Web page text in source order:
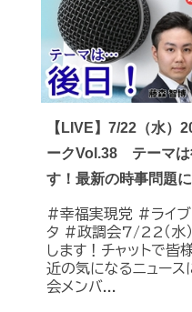
【LIVE】7/22（水）
ークVol.38 テーマは
す！最新の時事問題
#幸福実現党 #ライ
タ #政調会7/22（水
します！チャットで皆
近の気になるニュース
会メンバ...